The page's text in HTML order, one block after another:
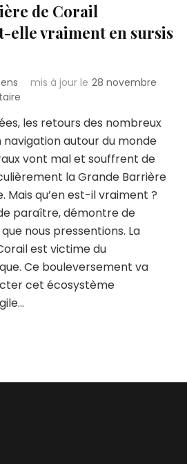
de Corail
elle vraiment en sursis
mis à jour le 28 novembre
Grande
Barrière
de
australienne
est-
elle
vraiment
en
sursis
?
les retours des nombreux
navigation autour du monde
vont mal et souffrent de
la Grande Barrière
Mais qu’en est-il vraiment ?
paraître, démontre de
nous pressentions. La
est victime du
Ce bouleversement va
cet écosystème